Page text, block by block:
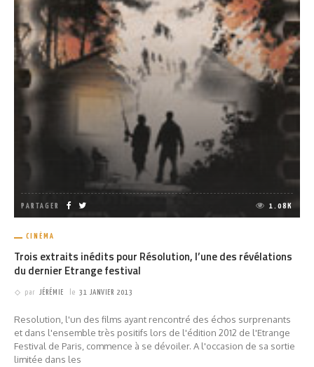
PARTAGER 1.08K
CINÉMA
Trois extraits inédits pour Résolution, l’une des révélations
du dernier Etrange festival
par JÉRÉMIE le 31 JANVIER 2013
Resolution, l'un des films ayant rencontré des échos surprenants
et dans l'ensemble très positifs lors de l'édition 2012 de l'Etrange
Festival de Paris, commence à se dévoiler. A l'occasion de sa sortie
limitée dans les